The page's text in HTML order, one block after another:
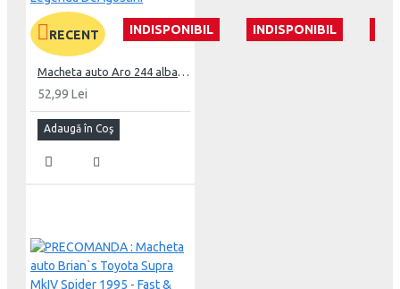
RECENT INDISPONIBIL INDISPONIBIL
52,99 Lei
Adaugă în Coş